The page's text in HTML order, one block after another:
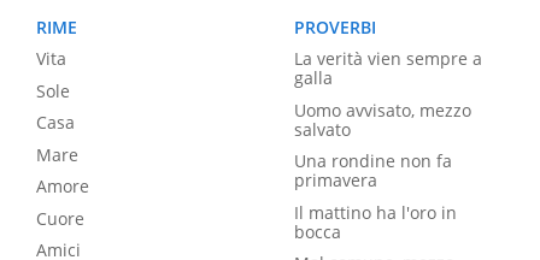
RIME
Vita
Sole
Casa
Mare
Amore
Cuore
Amici
PROVERBI
La verità vien sempre a
galla
Uomo avvisato, mezzo
salvato
Una rondine non fa
primavera
Il mattino ha l'oro in
bocca